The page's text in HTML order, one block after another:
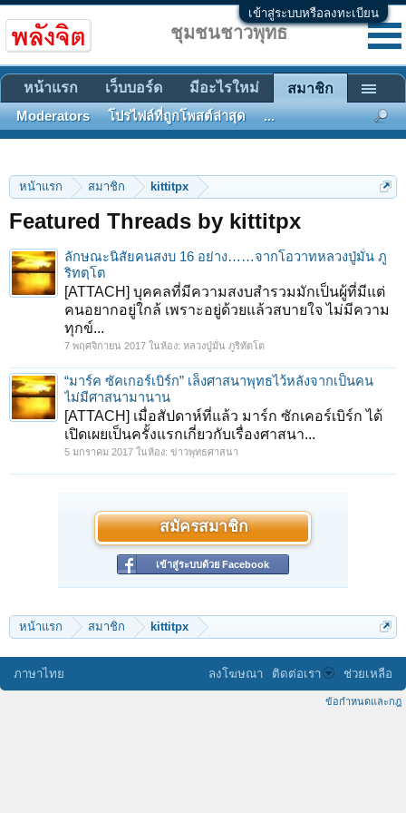
เข้าสู่ระบบหรือลงทะเบียน
หน้าแรก สมาชิก kittitpx
Featured Threads by kittitpx
ลักษณะนิสัยคนสงบ 16 อย่าง……จากโอวาทหลวงปู่มั่น ภู
ริทตฺโต
[ATTACH] บุคคลที่มีความสงบสำรวมมักเป็นผู้ที่มีแต่
คนอยากอยู่ใกล้ เพราะอยู่ด้วยแล้วสบายใจ ไม่มีความ
ทุกข์...
7 พฤศจิกายน 2017 ในห้อง: หลวงปู่มั่น ภูริทัตโต
“มาร์ค ซัคเกอร์เบิร์ก” เล็งศาสนาพุทธไว้หลังจากเป็นคน
ไม่มีศาสนามานาน
[ATTACH] เมื่อสัปดาห์ที่แล้ว มาร์ก ซักเคอร์เบิร์ก ได้
เปิดเผยเป็นครั้งแรกเกี่ยวกับเรื่องศาสนา...
5 มกราคม 2017 ในห้อง: ข่าวพุทธศาสนา
สมัครสมาชิก
เข้าสู่ระบบด้วย Facebook
หน้าแรก สมาชิก kittitpx
ชุมชนชาวพุทธ
หน้าแรก เว็บบอร์ด มีอะไรใหม่ สมาชิก
Moderators โปรไฟล์ที่ถูกโพสต์ล่าสุด ...
ภาษาไทย ลงโฆษณา ติดต่อเรา ช่วยเหลือ
ข้อกำหนดและกฎ